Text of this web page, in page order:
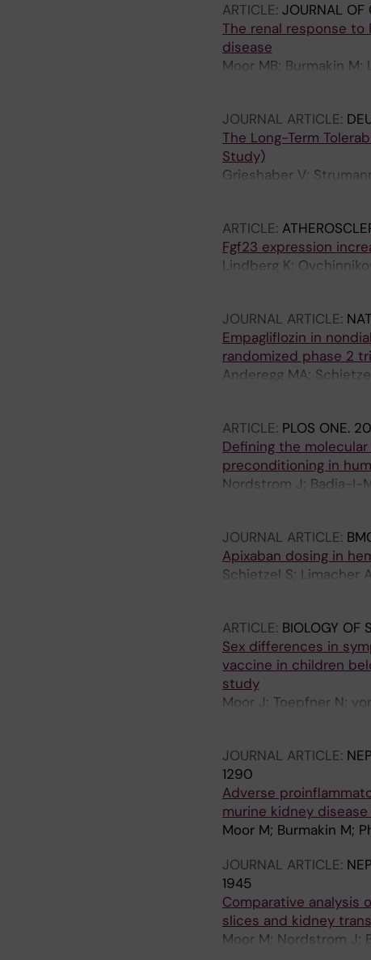
ARTICLE: JOURNAL OF
The renal response
disease
Moor MB; Burmakin
JOURNAL ARTICLE:
The Long-Term
Study)
Grieshaber V;
ARTICLE:
Fgf23 expression
Lindberg K;
JOURNAL ARTICLE:
Empagliflozin in
randomized phase 2
Anderegg MA;
ARTICLE: PLOS ONE.
Defining the
preconditioning in
Nordstrom J; Badia-I-
JOURNAL ARTICLE:
Apixaban dosing in
Schietzel S; Limacher
ARTICLE: BIOLOGY OF
Sex differences in
vaccine in children
study
Moor J; Toepfner N;
JOURNAL ARTICLE:
1290
Adverse
murine kidney
Moor M; Burmakin M;
JOURNAL ARTICLE:
1945
Comparative
slices and kidney
Moor M; Nordstrom J;